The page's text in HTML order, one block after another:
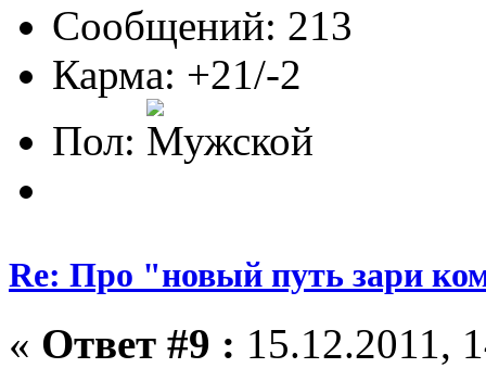
Сообщений: 213
Карма: +21/-2
Пол:
Re: Про "новый путь зари
« Ответ #9 : 15.12.2011,